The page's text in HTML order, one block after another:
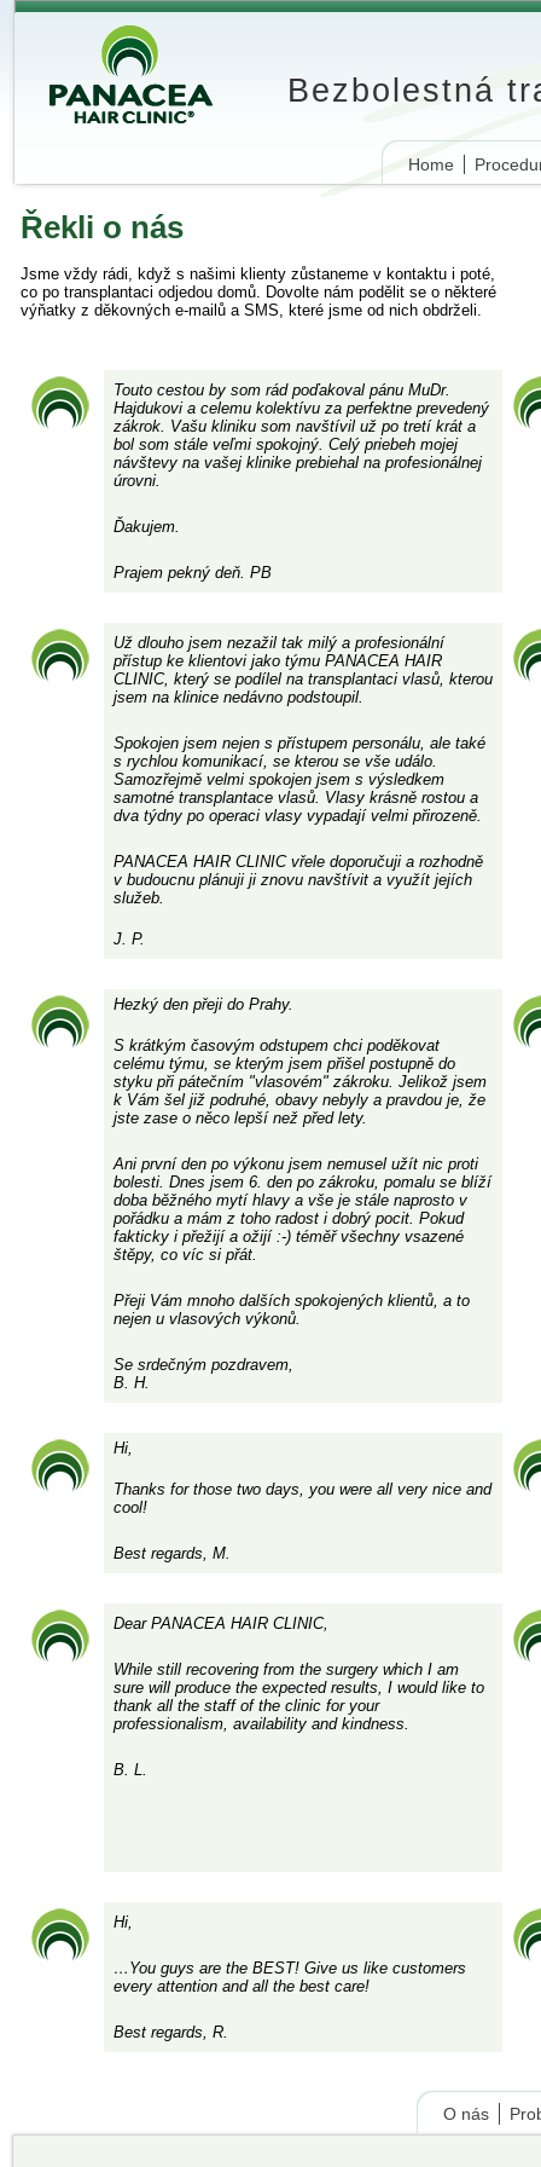
Bezbolestná
Home
Řekli o nás
Jsme vždy rádi, když s našimi klienty zůstaneme v kontaktu i poté,
co po transplantaci odjedou domů. Dovolte nám podělit se o některé
výňatky z děkovných e-mailů a SMS, které jsme od nich obdrželi.
Touto cestou by som rád poďakoval pánu MuDr.
Hajdukovi a celemu kolektívu za perfektne prevedený
zákrok. Vašu kliniku som navštívil už po tretí krát a
bol som stále veľmi spokojný. Celý priebeh mojej
návštevy na vašej klinike prebiehal na profesionálnej
úrovni.
Ďakujem.
Prajem pekný deň. PB
Už dlouho jsem nezažil tak milý a profesionální
přístup ke klientovi jako týmu PANACEA HAIR
CLINIC, který se podílel na transplantaci vlasů, kterou
jsem na klinice nedávno podstoupil.
Spokojen jsem nejen s přístupem personálu, ale také
s rychlou komunikací, se kterou se vše událo.
Samozřejmě velmi spokojen jsem s výsledkem
samotné transplantace vlasů. Vlasy krásně rostou a
dva týdny po operaci vlasy vypadají velmi přirozeně.
PANACEA HAIR CLINIC vřele doporučuji a rozhodně
v budoucnu plánuji ji znovu navštívit a využít jejích
služeb.
J. P.
Hezký den přeji do Prahy.
S krátkým časovým odstupem chci poděkovat
celému týmu, se kterým jsem přišel postupně do
styku při pátečním "vlasovém" zákroku. Jelikož jsem
k Vám šel již podruhé, obavy nebyly a pravdou je, že
jste zase o něco lepší než před lety.
Ani první den po výkonu jsem nemusel užít nic proti
bolesti. Dnes jsem 6. den po zákroku, pomalu se blíží
doba běžného mytí hlavy a vše je stále naprosto v
pořádku a mám z toho radost i dobrý pocit. Pokud
fakticky i přežijí a ožijí :-) téměř všechny vsazené
štěpy, co víc si přát.
Přeji Vám mnoho dalších spokojených klientů, a to
nejen u vlasových výkonů.
Se srdečným pozdravem,
B. H.
Hi,
Thanks for those two days, you were all very nice and
cool!
Best regards, M.
Dear PANACEA HAIR CLINIC,
While still recovering from the surgery which I am
sure will produce the expected results, I would like to
thank all the staff of the clinic for your
professionalism, availability and kindness.
B. L.
Hi,
…You guys are the BEST! Give us like customers
every attention and all the best care!
Best regards, R.
O nás